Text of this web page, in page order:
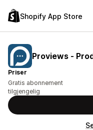
Shopify App Store
Proviews ‑
Priser
Gratis abonnement
tilgjengelig